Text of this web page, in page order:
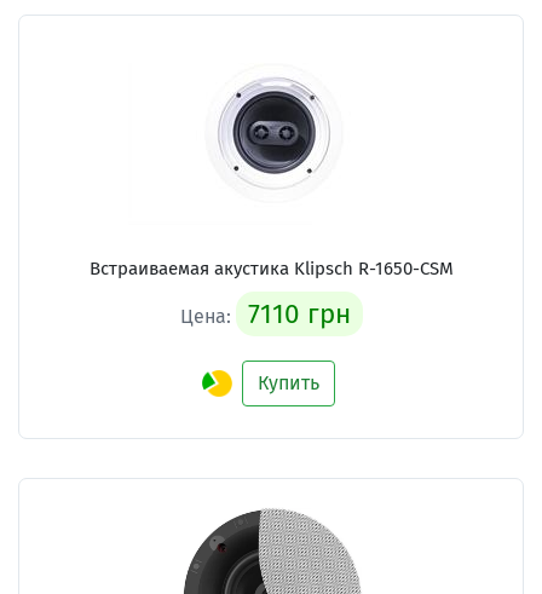
Встраиваемая акустика Klipsch R-1650-CSM
Цена: 7110 грн
Купить